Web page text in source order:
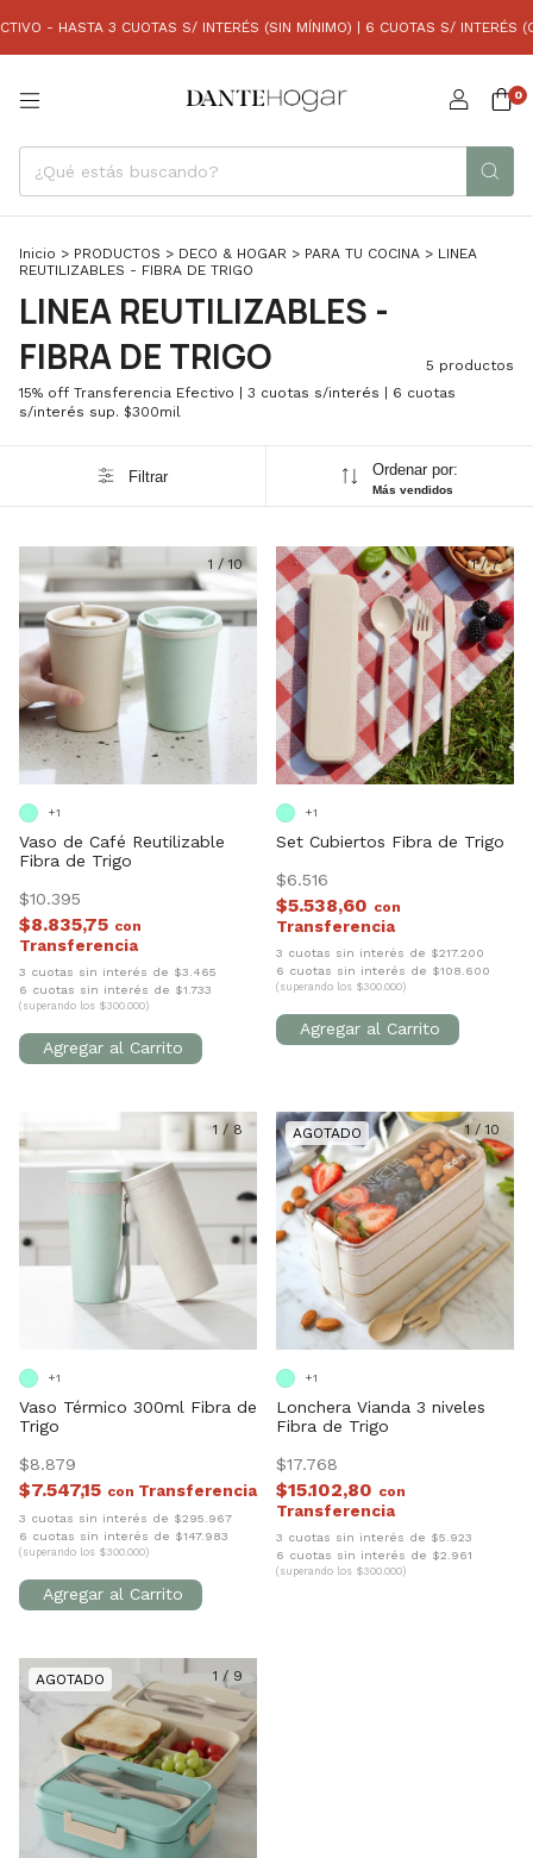
- HASTA 3 CUOTAS S/ INTERÉS (SIN MÍNIMO) | 6 CUOTAS S/ INTERÉS
0
Inicio > PRODUCTOS > DECO & HOGAR > PARA TU COCINA > LINEA
REUTILIZABLES - FIBRA DE TRIGO
LINEA REUTILIZABLES -
FIBRA DE TRIGO
5 productos
15% off Transferencia Efectivo | 3 cuotas s/interés | 6 cuotas
s/interés sup. $300mil
Filtrar Ordenar por:
Más vendidos
1 /10
Vaso de Café Reutilizable
Fibra de Trigo
$10.395
$8.835,75 con
3 cuotas sin interés de $3.465
6 cuotas sin interés de $1.733
(superando los $300.000)
+1
1/7
Set Cubiertos Fibra de Trigo
$6.516
$5.538,60 con
3 cuotas sin interés de $217.200
6 cuotas sin interés de $108.600
(superando los $300.000)
+1
1 / 8
Vaso Térmico 300ml Fibra de
Trigo
$8.879
$7.547,15 con
3 cuotas sin interés de $295.967
6 cuotas sin interés de $147.983
(superando los $300.000)
+1
1 / 10
Lonchera Vianda 3 niveles
Fibra de Trigo
$17.768
$15.102,80 con
3 cuotas sin interés de $5.923
6 cuotas sin interés de $2.961
(superando los $300.000)
+1
1 / 9